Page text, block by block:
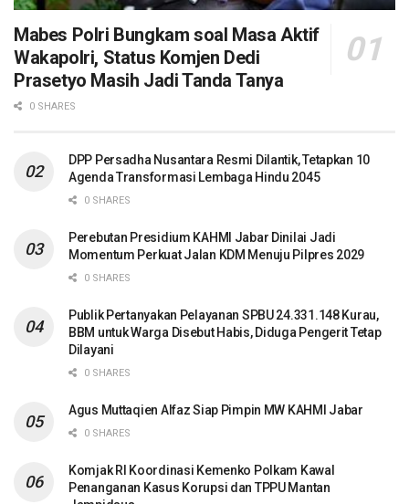
Mabes Polri Bungkam soal Masa Aktif
Wakapolri, Status Komjen Dedi
Prasetyo Masih Jadi Tanda Tanya
0 SHARES
DPP Persadha Nusantara Resmi Dilantik, Tetapkan 10
Agenda Transformasi Lembaga Hindu 2045
0 SHARES
Perebutan Presidium KAHMI Jabar Dinilai Jadi
Momentum Perkuat Jalan KDM Menuju Pilpres 2029
0 SHARES
Publik Pertanyakan Pelayanan SPBU 24.331.148 Kurau,
BBM untuk Warga Disebut Habis, Diduga Pengerit Tetap
Dilayani
0 SHARES
Agus Muttaqien Alfaz Siap Pimpin MW KAHMI Jabar
0 SHARES
Komjak RI Koordinasi Kemenko Polkam Kawal
Penanganan Kasus Korupsi dan TPPU Mantan